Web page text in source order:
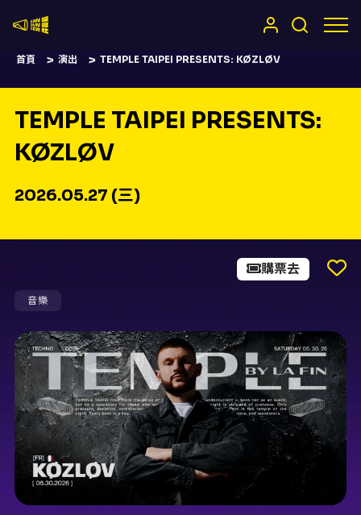
首頁 演出 TEMPLE TAIPEI PRESENTS: KØZLØV
TEMPLE TAIPEI PRESENTS:
KØZLØV
2026.05.27 (三)
音樂
購票去